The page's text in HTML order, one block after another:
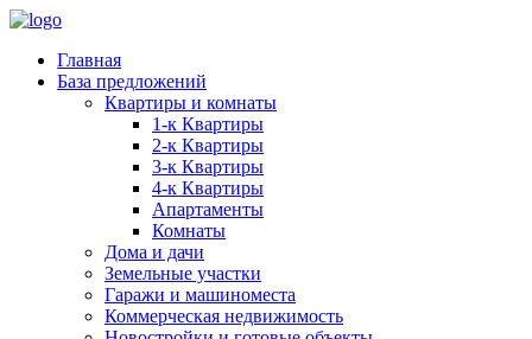
Главная
База предложений
Квартиры и комнаты
1-к Квартиры
2-к Квартиры
3-к Квартиры
4-к Квартиры
Апартаменты
Комнаты
Дома и дачи
Земельные участки
Гаражи и машиноместа
Коммерческая недвижимость